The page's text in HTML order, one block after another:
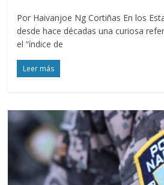
Por Haivanjoe Ng Cortiñas En los
desde hace décadas una curiosa
el “índice de
Leer más